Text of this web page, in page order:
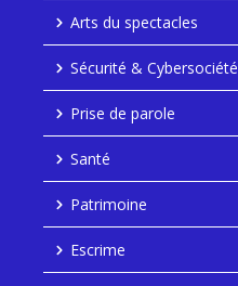
Arts du spectacles
Sécurité & Cybersociété
Prise de parole
Santé
Patrimoine
Escrime